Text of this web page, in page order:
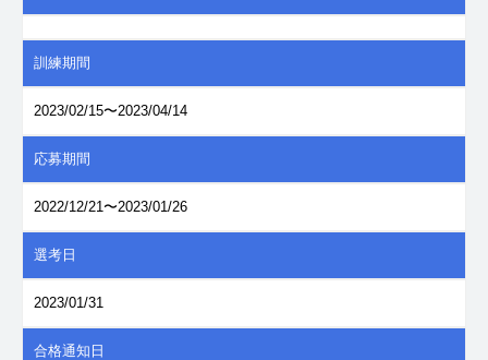
訓練期間
2023/02/15〜2023/04/14
応募期間
2022/12/21〜2023/01/26
選考日
2023/01/31
合格通知日